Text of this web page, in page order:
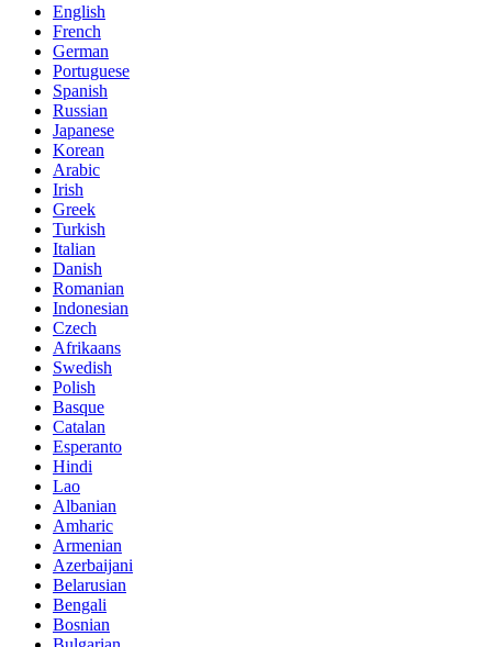
English
French
German
Portuguese
Spanish
Russian
Japanese
Korean
Arabic
Irish
Greek
Turkish
Italian
Danish
Romanian
Indonesian
Czech
Afrikaans
Swedish
Polish
Basque
Catalan
Esperanto
Hindi
Lao
Albanian
Amharic
Armenian
Azerbaijani
Belarusian
Bengali
Bosnian